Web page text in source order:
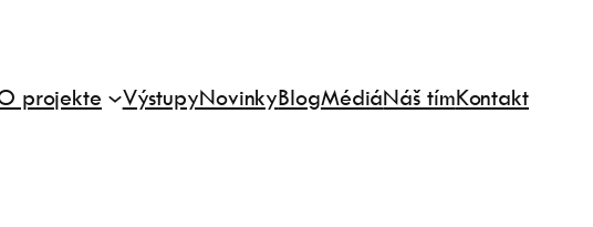
projekte VýstupyNovinkyBlogMédiáNáš tímKontakt